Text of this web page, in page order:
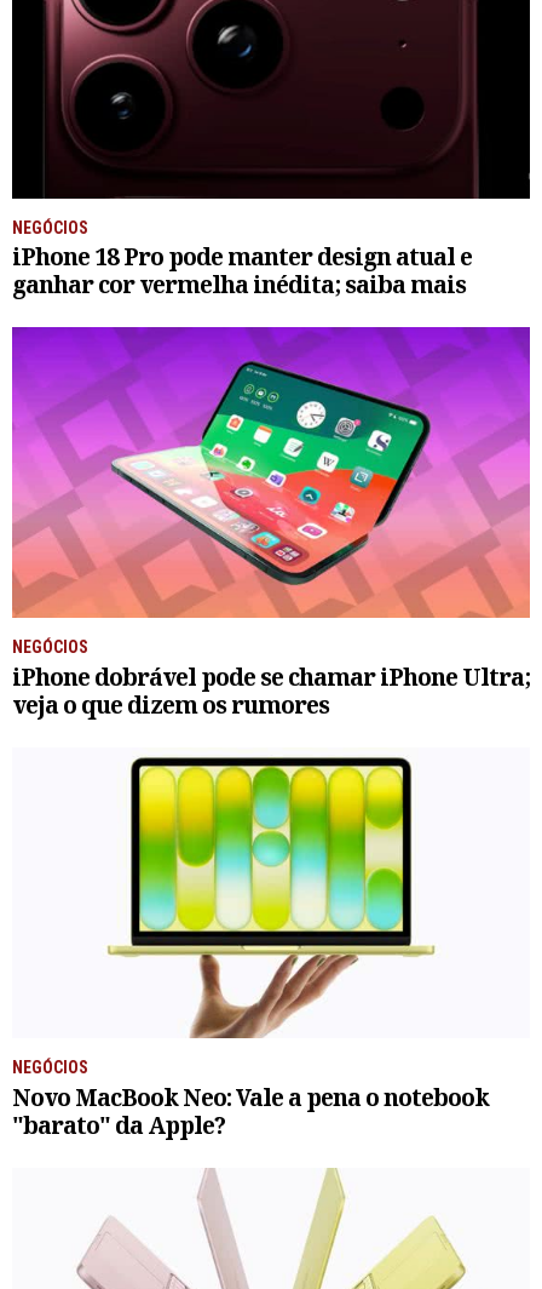
NEGÓCIOS
iPhone 18 Pro pode manter design atual e
ganhar cor vermelha inédita; saiba mais
NEGÓCIOS
iPhone dobrável pode se chamar iPhone Ultra;
veja o que dizem os rumores
NEGÓCIOS
Novo MacBook Neo: Vale a pena o notebook
"barato" da Apple?